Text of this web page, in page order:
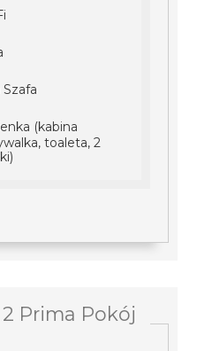
(kabina
toaleta, 2
Prima Pokój